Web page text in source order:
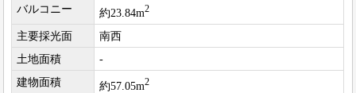
バルコニー
約23.84m2
主要採光面
南西
土地面積
-
建物面積
約57.05m2